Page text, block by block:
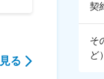
る
契
そ
ど）